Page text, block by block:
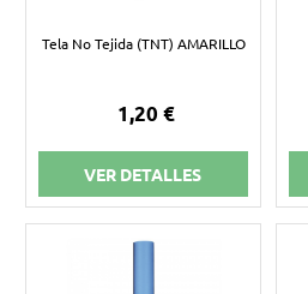
Tela No Tejida (TNT) AMARILLO
1,20 €
VER DETALLES